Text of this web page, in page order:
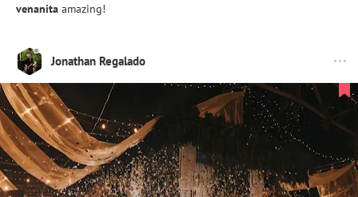
venanita amazing!
Jonathan Regalado